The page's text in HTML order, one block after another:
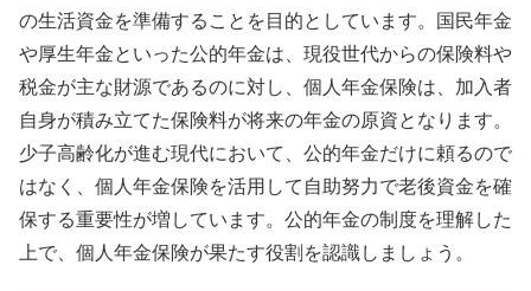
の生活資金を準備することを目的としています。国民年金
や厚生年金といった公的年金は、現役世代からの保険料や
税金が主な財源であるのに対し、個人年金保険は、加入者
自身が積み立てた保険料が将来の年金の原資となります。
少子高齢化が進む現代において、公的年金だけに頼るので
はなく、個人年金保険を活用して自助努力で老後資金を確
保する重要性が増しています。公的年金の制度を理解した
上で、個人年金保険が果たす役割を認識しましょう。